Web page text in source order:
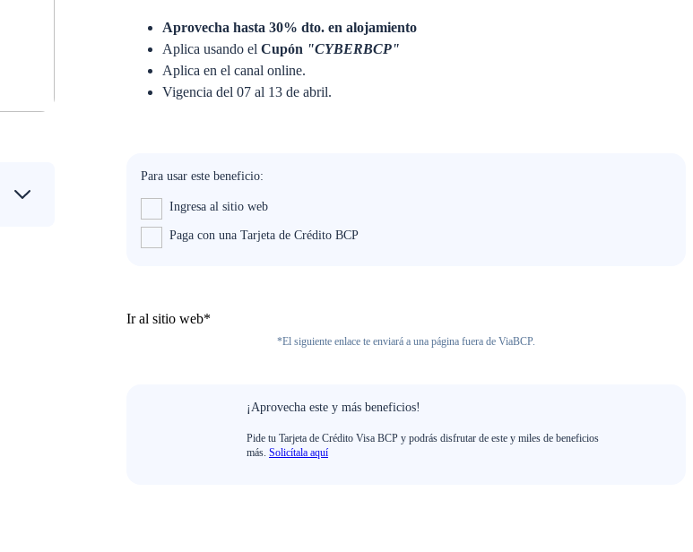
Aprovecha hasta 30% dto. en alojamiento
Aplica usando el Cupón "CYBERBCP"
Aplica en el canal online.
Vigencia del 07 al 13 de abril.
Para usar este beneficio:
Ingresa al sitio web
Paga con una Tarjeta de Crédito BCP
Ir al sitio web*
*El siguiente enlace te enviará a una página fuera de ViaBCP.
¡Aprovecha este y más beneficios!
Pide tu Tarjeta de Crédito Visa BCP y podrás disfrutar de este y miles de beneficios
más. Solicítala aquí